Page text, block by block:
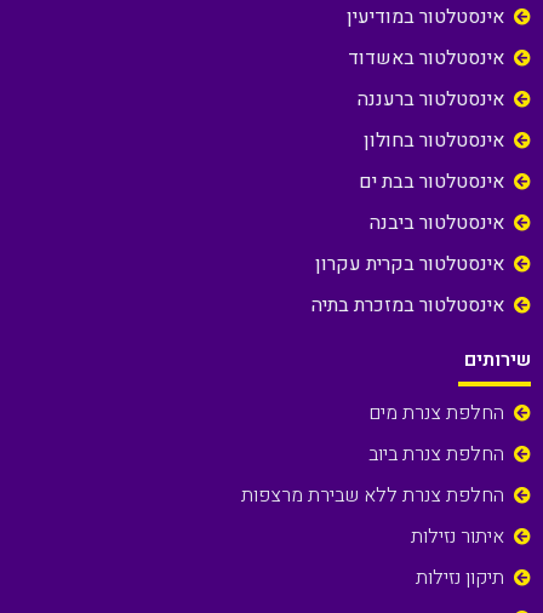
אינסטלטור במודיעין
אינסטלטור באשדוד
אינסטלטור ברעננה
אינסטלטור בחולון
אינסטלטור בבת ים
אינסטלטור ביבנה
אינסטלטור בקרית עקרון
אינסטלטור במזכרת בתיה
שירותים
החלפת צנרת מים
החלפת צנרת ביוב
החלפת צנרת ללא שבירת מרצפות
איתור נזילות
תיקון נזילות